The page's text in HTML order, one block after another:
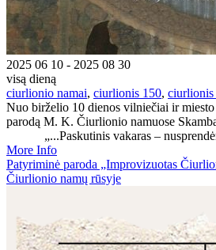
2025 06 10 - 2025 08 30
visą dieną
ciurlionio namai, ciurlionis 150,
Nuo birželio 10 dienos vilniečiai ir
parodą M. K. Čiurlionio namuose
„...Paskutinis vakaras –
More Info
Patyriminė paroda „Improvizuotas
Čiurlionio namų rūsyje